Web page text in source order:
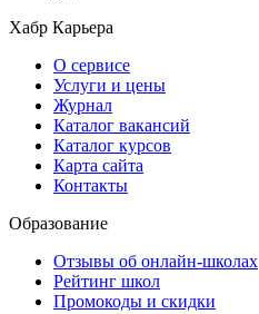
Хабр Карьера
О сервисе
Услуги и цены
Журнал
Каталог вакансий
Каталог курсов
Карта сайта
Контакты
Образование
Отзывы об онлайн-школах
Рейтинг школ
Промокоды и скидки